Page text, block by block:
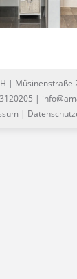
| Müsinenstraße
|
|